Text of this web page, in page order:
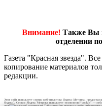
Внимание! Также Вы
отделении
Газета "Красная звезда".
копирование материалов
редакции.
Этот сайт использует сервис веб-аналитики Яндекс Метрика,
Яндекс). Сервис Яндекс Метрика использует технологию “cookie” —
пользовательской активности.Собранная при помощи cookie